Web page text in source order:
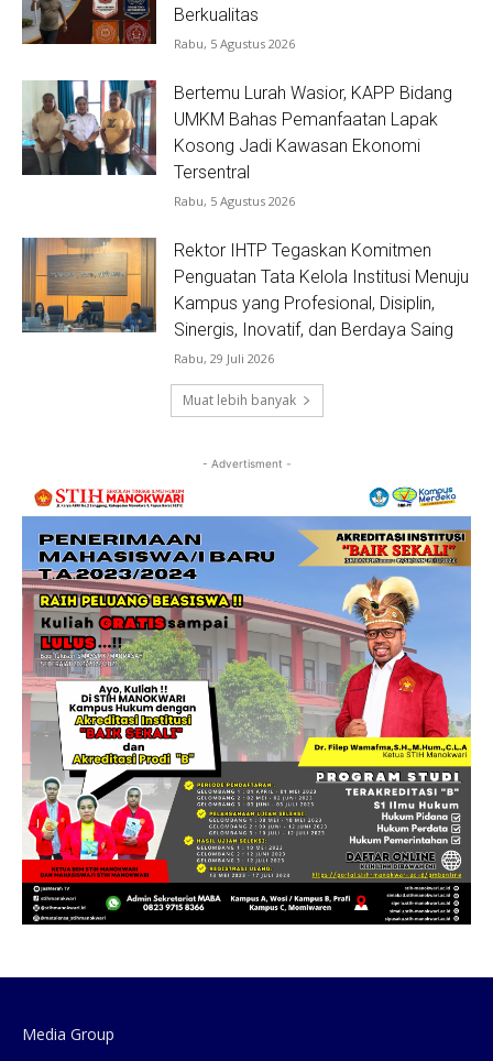
Berkualitas
Rabu, 5 Agustus 2026
Bertemu Lurah Wasior, KAPP Bidang
UMKM Bahas Pemanfaatan Lapak
Kosong Jadi Kawasan Ekonomi
Tersentral
Rabu, 5 Agustus 2026
Rektor IHTP Tegaskan Komitmen
Penguatan Tata Kelola Institusi Menuju
Kampus yang Profesional, Disiplin,
Sinergis, Inovatif, dan Berdaya Saing
Rabu, 29 Juli 2026
Muat lebih banyak
- Advertisment -
Media Group